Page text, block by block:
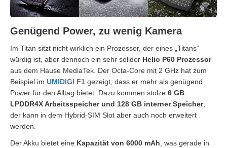
Genügend Power, zu wenig Kamera
Im Titan sitzt nicht wirklich ein Prozessor, der eines „Titans“
würdig ist, aber dennoch ein sehr solider Helio P60 Prozessor
aus dem Hause MediaTek. Der Octa-Core mit 2 GHz hat zum
Beispiel im UMIDIGI F1 gezeigt, dass er mehr als genügend
Power für den Alltag bietet. Dazu kommen stolze 6 GB
LPDDR4X Arbeitsspeicher und 128 GB interner Speicher,
der kann in dem Hybrid-SIM Slot aber auch noch erweitert
werden.
Der Akku bietet eine Kapazität von 6000 mAh, was gerade in